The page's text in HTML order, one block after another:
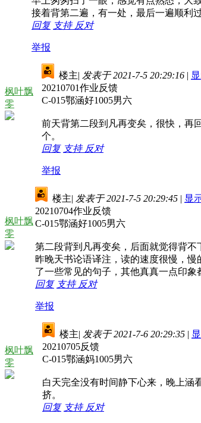
接着背第二遍，有一处，最后一遍顺利
回复 支持 反对
举报
枫叶飘
零
楼主| 发表于 2021-7-5 20:29:16 |
20210701作业反馈
C-015鄂涵好1005男六
前天背第二段到凡再变矣，很快，再
个。
回复 支持 反对
举报
枫叶飘
零
楼主| 发表于 2021-7-5 20:29:45 | 显
20210704作业反馈
C-015鄂涵好1005男六
第二段背到凡再变矣，后面就觉得背不
昨晚天书论语译注，读的速度很慢，
了一些常见的句子，其他真真一点印象
回复 支持 反对
举报
枫叶飘
零
楼主| 发表于 2021-7-6 20:29:35 |
20210705反馈
C-015鄂涵妈1005男六
白天完全没有时间静下心来，晚上涵
挤。
回复 支持 反对